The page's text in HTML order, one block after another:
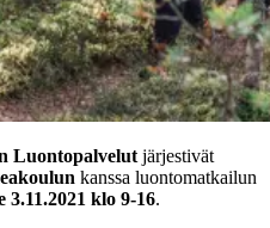
Luontopalvelut järjestivät
kanssa luontomatkailun
3.11.2021 klo 9-16.